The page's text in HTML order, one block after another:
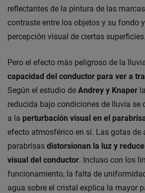
reflectantes de la pintura de las
contraste entre los objetos y su fondo
percepción visual de ciertas superficies.
Pero el efecto más peligroso de la
capacidad del conductor para ver a
Según el estudio de Andrey y Knaper
reducida bajo condiciones de lluvia se
a la perturbación visual en el
efecto atmosférico en sí. Las gotas de
parabrisas distorsionan la luz y
visual del conductor. Incluso con los
funcionamiento, la falta de
agua sobre el cristal explica la mayor